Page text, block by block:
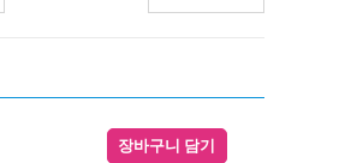
장바구니 담기